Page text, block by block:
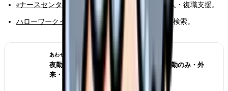
eナースセンター ：都道府県ナースセンターの求人・復職支援。
ハローワークインターネットサービス ：公的求人検索。
あわせて読みたい
夜勤がきつい看護師の転職判断 2026｜日勤のみ・外
来・訪問看護の選び方